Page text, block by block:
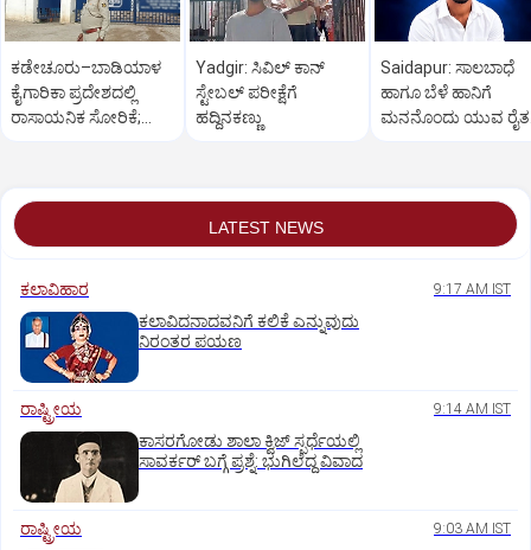
ಕಡೇಚೂರು–ಬಾಡಿಯಾಳ
ಕೈಗಾರಿಕಾ ಪ್ರದೇಶದಲ್ಲಿ
ರಾಸಾಯನಿಕ ಸೋರಿಕೆ;
Yadgir: ಸಿವಿಲ್ ಕಾನ್
ಸ್ಟೇಬಲ್ ಪರೀಕ್ಷೆಗೆ
ಹದ್ದಿನಕಣ್ಣು
Saidapur: ಸಾಲಬಾಧೆ
ಹಾಗೂ ಬೆಳೆ ಹಾನಿಗೆ
ಮನನೊಂದು ಯುವ ರೈತ
LATEST NEWS
ಕಲಾವಿಹಾರ 9:17 AM IST
ಕಲಾವಿದನಾದವನಿಗೆ ಕಲಿಕೆ ಎನ್ನುವುದು
ನಿರಂತರ ಪಯಣ
ರಾಷ್ಟ್ರೀಯ 9:14 AM IST
ಕಾಸರಗೋಡು ಶಾಲಾ ಕ್ವಿಜ್‌ ಸ್ಪರ್ಧೆಯಲ್ಲಿ
ಸಾವರ್ಕರ್‌ ಬಗ್ಗೆ ಪ್ರಶ್ನೆ: ಭುಗಿಲೆದ್ದ ವಿವಾದ
ರಾಷ್ಟ್ರೀಯ 9:03 AM IST